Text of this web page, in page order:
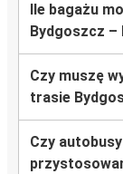
Ile bagażu
Bydgoszcz –
Czy muszę
trasie
Czy